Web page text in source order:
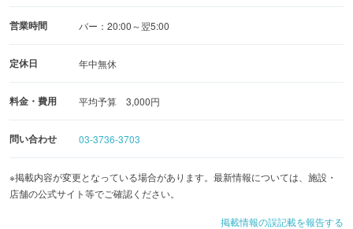
営業時間 バー：20:00～翌5:00
定休日 年中無休
料金・費用 平均予算 3,000円
問い合わせ 03-3736-3703
※掲載内容が変更となっている場合があります。最新情報については、施設・
店舗の公式サイト等でご確認ください。
掲載情報の誤記載を報告する